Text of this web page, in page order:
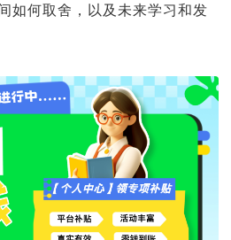
如何取舍，以及未来学习和发